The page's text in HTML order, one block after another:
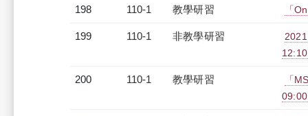
198 110-1 教學研習 「
199 110-1 非教學研習
200 110-1 教學研習
「